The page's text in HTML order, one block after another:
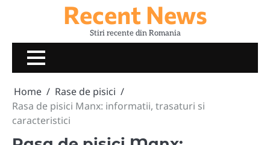
Recent News
Stiri recente din Romania
Home
Rase de pisici
Rasa de pisici Manx: informatii, trasaturi si
caracteristici